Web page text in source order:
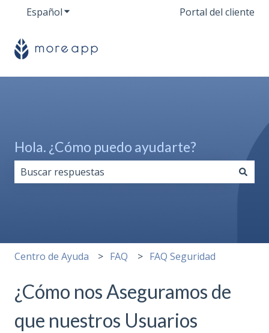
EspañolTraducciones de Mostrar submenú de
Portal del cliente
Hola. ¿Cómo puedo ayudarte?
Centro de Ayuda FAQ FAQ Seguridad
¿Cómo nos Aseguramos de
que nuestros Usuarios